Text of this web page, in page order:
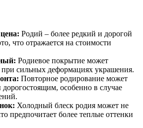
Родий – более редкий и дорогой
что отражается на стоимости
Родиевое покрытие может
при сильных деформациях украшения.
Повторное родирование может
особенно в случае
Холодный блеск родия может не
предпочитает более теплые оттенки